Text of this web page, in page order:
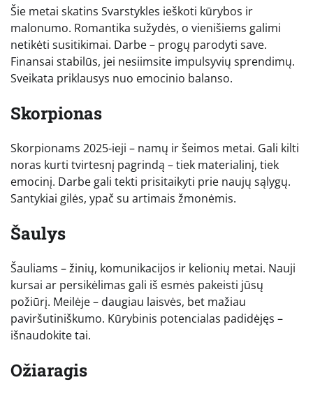
Šie metai skatins Svarstykles ieškoti kūrybos ir
malonumo. Romantika sužydės, o vienišiems galimi
netikėti susitikimai. Darbe – progų parodyti save.
Finansai stabilūs, jei nesiimsite impulsyvių sprendimų.
Sveikata priklausys nuo emocinio balanso.
Skorpionas
Skorpionams 2025-ieji – namų ir šeimos metai. Gali kilti
noras kurti tvirtesnį pagrindą – tiek materialinį, tiek
emocinį. Darbe gali tekti prisitaikyti prie naujų sąlygų.
Santykiai gilės, ypač su artimais žmonėmis.
Šaulys
Šauliams – žinių, komunikacijos ir kelionių metai. Nauji
kursai ar persikėlimas gali iš esmės pakeisti jūsų
požiūrį. Meilėje – daugiau laisvės, bet mažiau
paviršutiniškumo. Kūrybinis potencialas padidėjęs –
išnaudokite tai.
Ožiaragis